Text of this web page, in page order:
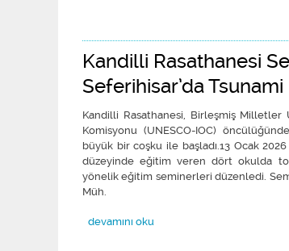
Kandilli Rasathanesi
Seferihisar’da
Kandilli Rasathanesi, Birleşmiş Milletler
Komisyonu (UNESCO-IOC)
büyük bir coşku ile başladı.13 Ocak
düzeyinde eğitim veren dört okulda
yönelik eğitim seminerleri düzenledi.
Müh.
Kandilli Rasathanesi Seferihisar
devamını oku